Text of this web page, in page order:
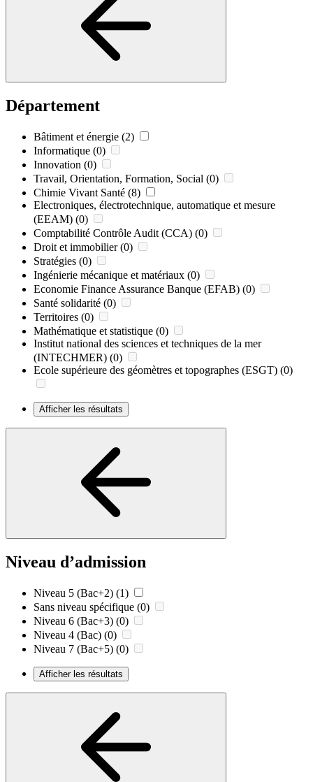
Département
Bâtiment et énergie (2)
Informatique (0)
Innovation (0)
Travail, Orientation, Formation, Social (0)
Chimie Vivant Santé (8)
Electroniques, électrotechnique, automatique et mesure
(EEAM) (0)
Comptabilité Contrôle Audit (CCA) (0)
Droit et immobilier (0)
Stratégies (0)
Ingénierie mécanique et matériaux (0)
Economie Finance Assurance Banque (EFAB) (0)
Santé solidarité (0)
Territoires (0)
Mathématique et statistique (0)
Institut national des sciences et techniques de la mer
(INTECHMER) (0)
Ecole supérieure des géomètres et topographes (ESGT) (0)
Afficher les résultats
Niveau d’admission
Niveau 5 (Bac+2) (1)
Sans niveau spécifique (0)
Niveau 6 (Bac+3) (0)
Niveau 4 (Bac) (0)
Niveau 7 (Bac+5) (0)
Afficher les résultats